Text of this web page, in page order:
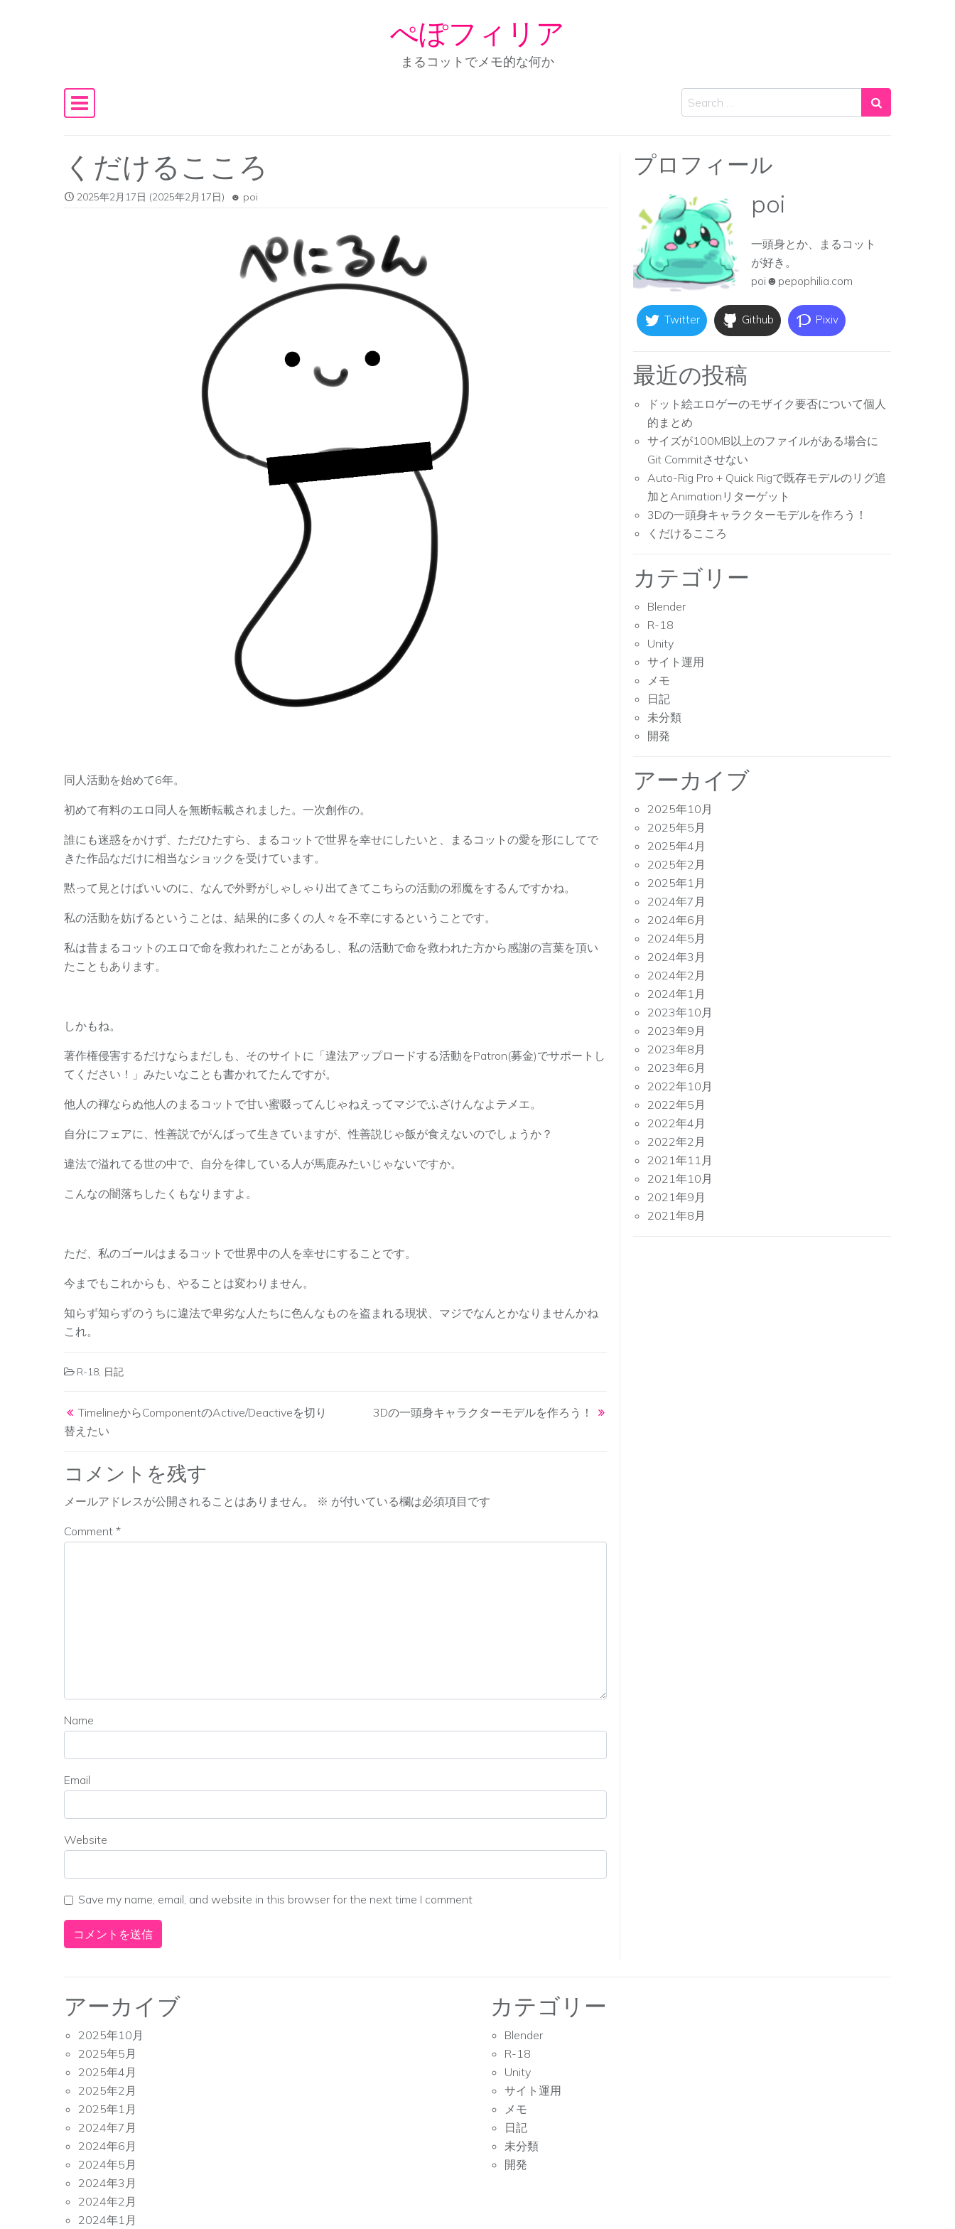
ぺぽフィリア
まるコットでメモ的な何か
Main Navigation
Search
くだけるこころ
2025年2月17日 (2025年2月17日) poi
同人活動を始めて6年。
初めて有料のエロ同人を無断転載されました。一次創作の。
誰にも迷惑をかけず、ただひたすら、まるコットで世界を幸せにしたいと、まるコットの愛を形にしてで
きた作品なだけに相当なショックを受けています。
黙って見とけばいいのに、なんで外野がしゃしゃり出てきてこちらの活動の邪魔をするんですかね。
私の活動を妨げるということは、結果的に多くの人々を不幸にするということです。
私は昔まるコットのエロで命を救われたことがあるし、私の活動で命を救われた方から感謝の言葉を頂い
たこともあります。
しかもね。
著作権侵害するだけならまだしも、そのサイトに「違法アップロードする活動をPatron(募金)でサポートし
てください！」みたいなことも書かれてたんですが。
他人の褌ならぬ他人のまるコットで甘い蜜啜ってんじゃねえってマジでふざけんなよテメエ。
自分にフェアに、性善説でがんばって生きていますが、性善説じゃ飯が食えないのでしょうか？
違法で溢れてる世の中で、自分を律している人が馬鹿みたいじゃないですか。
こんなの闇落ちしたくもなりますよ。
ただ、私のゴールはまるコットで世界中の人を幸せにすることです。
今までもこれからも、やることは変わりません。
知らず知らずのうちに違法で卑劣な人たちに色んなものを盗まれる現状、マジでなんとかなりませんかね
これ。
R-18, 日記
Post navigation
TimelineからComponentのActive/Deactiveを切り
替えたい
3Dの一頭身キャラクターモデルを作ろう！
コメントを残す
メールアドレスが公開されることはありません。 ※ が付いている欄は必須項目です
Comment *
Name
Email
Website
Save my name, email, and website in this browser for the next time I comment
プロフィール
poi
一頭身とか、まるコット
が好き。
poi☻pepophilia.com
Twitter Github Pixiv
最近の投稿
ドット絵エロゲーのモザイク要否について個人
的まとめ
サイズが100MB以上のファイルがある場合に
Git Commitさせない
Auto-Rig Pro + Quick Rigで既存モデルのリグ追
加とAnimationリターゲット
3Dの一頭身キャラクターモデルを作ろう！
くだけるこころ
カテゴリー
Blender
R-18
Unity
サイト運用
メモ
日記
未分類
開発
アーカイブ
2025年10月
2025年5月
2025年4月
2025年2月
2025年1月
2024年7月
2024年6月
2024年5月
2024年3月
2024年2月
2024年1月
2023年10月
2023年9月
2023年8月
2023年6月
2022年10月
2022年5月
2022年4月
2022年2月
2021年11月
2021年10月
2021年9月
2021年8月
アーカイブ
2025年10月
2025年5月
2025年4月
2025年2月
2025年1月
2024年7月
2024年6月
2024年5月
2024年3月
2024年2月
2024年1月
カテゴリー
Blender
R-18
Unity
サイト運用
メモ
日記
未分類
開発